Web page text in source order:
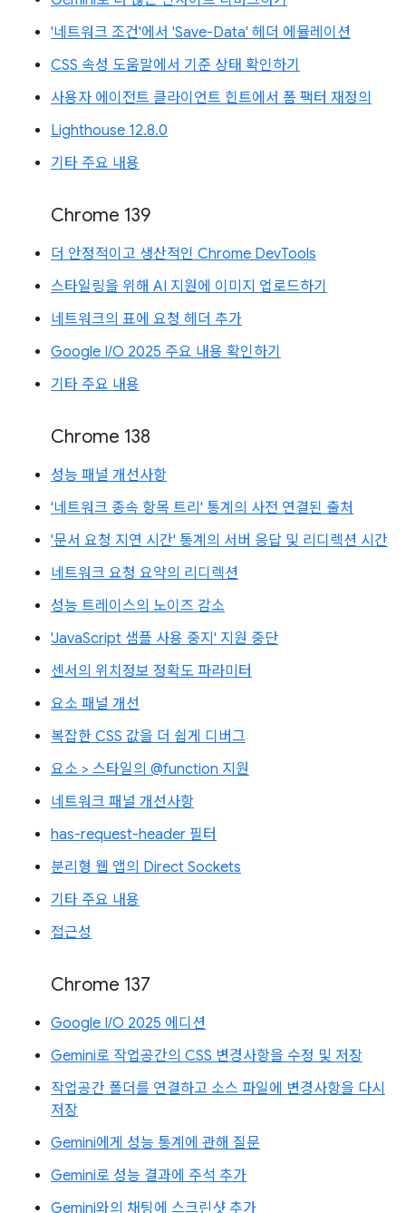
'네트워크 조건'에서 'Save-Data' 헤더 에뮬레이션
CSS 속성 도움말에서 기준 상태 확인하기
사용자 에이전트 클라이언트 힌트에서 폼 팩터 재정의
Lighthouse 12.8.0
기타 주요 내용
Chrome 139
더 안정적이고 생산적인 Chrome DevTools
스타일링을 위해 AI 지원에 이미지 업로드하기
네트워크의 표에 요청 헤더 추가
Google I/O 2025 주요 내용 확인하기
기타 주요 내용
Chrome 138
성능 패널 개선사항
'네트워크 종속 항목 트리' 통계의 사전 연결된 출처
'문서 요청 지연 시간' 통계의 서버 응답 및 리디렉션 시간
네트워크 요청 요약의 리디렉션
성능 트레이스의 노이즈 감소
'JavaScript 샘플 사용 중지' 지원 중단
센서의 위치정보 정확도 파라미터
요소 패널 개선
복잡한 CSS 값을 더 쉽게 디버그
요소 > 스타일의 @function 지원
네트워크 패널 개선사항
has-request-header 필터
분리형 웹 앱의 Direct Sockets
기타 주요 내용
접근성
Chrome 137
Google I/O 2025 에디션
Gemini로 작업공간의 CSS 변경사항을 수정 및 저장
작업공간 폴더를 연결하고 소스 파일에 변경사항을 다시
저장
Gemini에게 성능 통계에 관해 질문
Gemini로 성능 결과에 주석 추가
Gemini와의 채팅에 스크린샷 추가